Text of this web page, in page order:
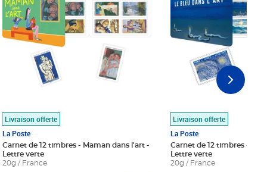
Livraison offerte
La Poste
Carnet de 12 timbres - Maman dans l'art -
Lettre verte
20g / France
Livraison offerte
La Poste
Carnet de 12 timbres - Le
Lettre verte
20g / France